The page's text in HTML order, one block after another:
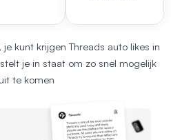
, je kunt krijgenThreads auto likes in
je in staat om zo snel mogelijk
te komen